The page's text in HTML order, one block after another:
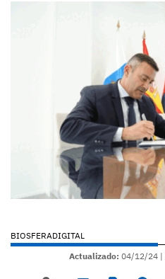
BIOSFERADIGITAL
Actualizado: 04/12/24 |